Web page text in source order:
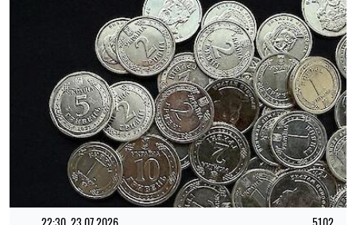
Українцям виплатять до 37 800 грн: хто може отримати
нову допомогу від «Карітасу»
Олена Ткаліч